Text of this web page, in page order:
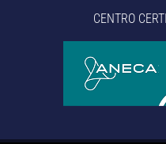
CENTRO